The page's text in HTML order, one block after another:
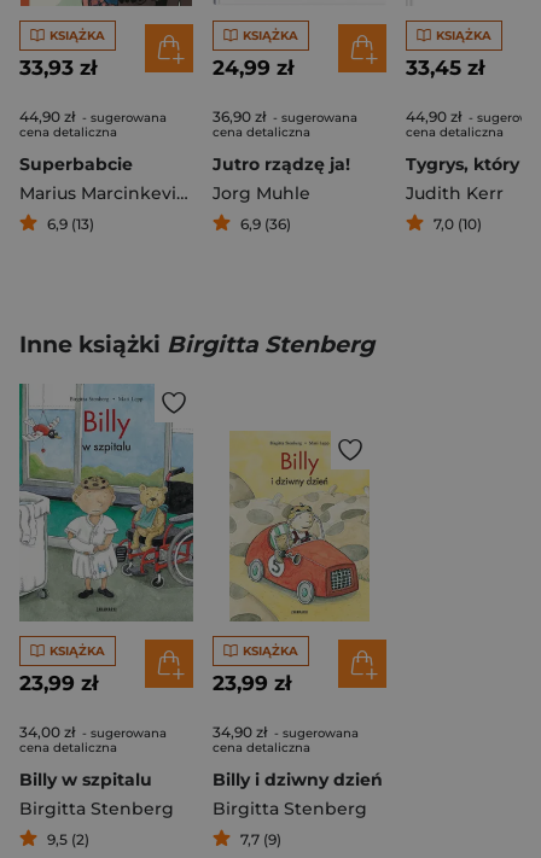
KSIĄŻKA
33,93 zł
44,90 zł - sugerowana
cena detaliczna
Superbabcie
Marius Marcinkevičius
6,9 (13)
KSIĄŻKA
24,99 zł
36,90 zł - sugerowana
cena detaliczna
Jutro rządzę ja!
Jorg Muhle
6,9 (36)
KSIĄŻKA
33,45 zł
44,90 zł -
cena detaliczna
Judith Kerr
7,0 (10)
Inne książki Birgitta Stenberg
KSIĄŻKA
23,99 zł
34,00 zł - sugerowana
cena detaliczna
Billy w szpitalu
Birgitta Stenberg
9,5 (2)
KSIĄŻKA
23,99 zł
34,90 zł - sugerowana
cena detaliczna
Billy i dziwny dzień
Birgitta Stenberg
7,7 (9)